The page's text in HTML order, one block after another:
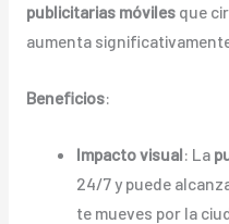
publicitarias móvilesque
aumenta
Beneficios:
Impacto visual: La
24/7 y puede
te mueves por la